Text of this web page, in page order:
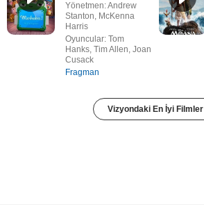
Yönetmen: Andrew
Stanton, McKenna
Harris
Oyuncular: Tom
Hanks, Tim Allen, Joan
Cusack
Fragman
Vizyondaki En İyi Filmler